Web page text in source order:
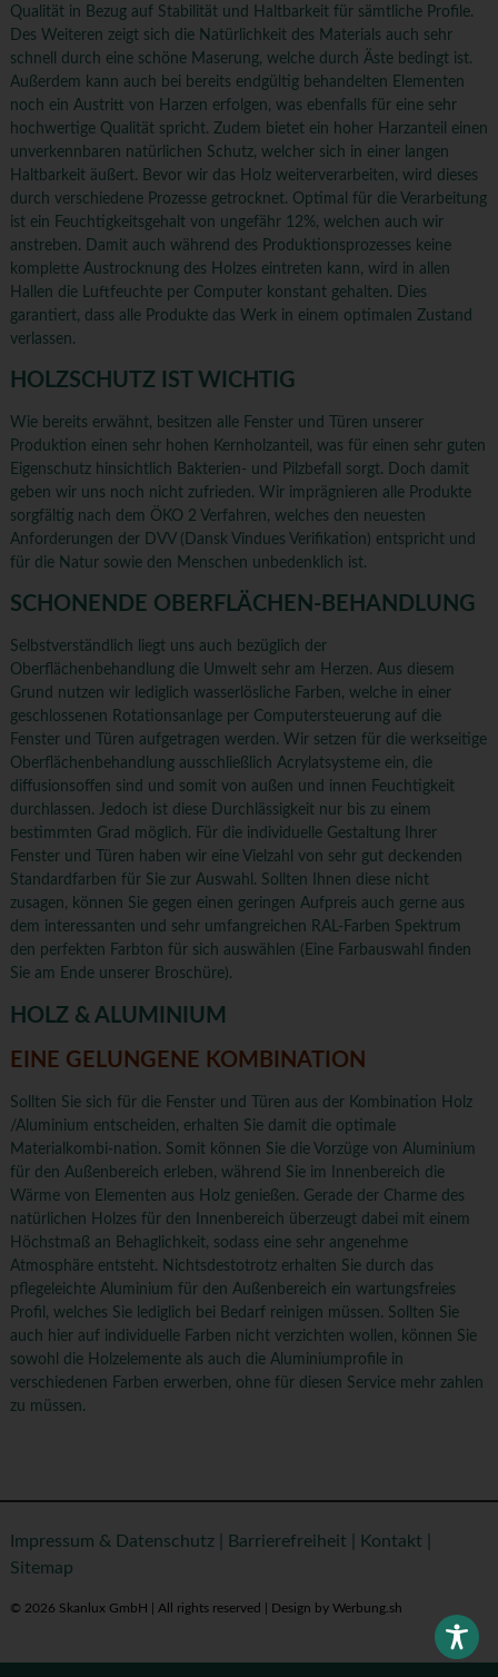
Qualität in Bezug auf Stabilität und Haltbarkeit für sämtliche Profile.
Des Weiteren zeigt sich die Natürlichkeit des Materials auch sehr
schnell durch eine schöne Maserung, welche durch Äste bedingt ist.
Außerdem kann auch bei bereits endgültig behandelten Elementen
noch ein Austritt von Harzen erfolgen, was ebenfalls für eine sehr
hochwertige Qualität spricht. Zudem bietet ein hoher Harzanteil einen
unverkennbaren natürlichen Schutz, welcher sich in einer langen
Haltbarkeit äußert. Bevor wir das Holz weiterverarbeiten, wird dieses
durch verschiedene Prozesse getrocknet. Optimal für die Verarbeitung
ist ein Feuchtigkeitsgehalt von ungefähr 12%, welchen auch wir
anstreben. Damit auch während des Produktionsprozesses keine
komplette Austrocknung des Holzes eintreten kann, wird in allen
Hallen die Luftfeuchte per Computer konstant gehalten. Dies
garantiert, dass alle Produkte das Werk in einem optimalen Zustand
verlassen.
HOLZSCHUTZ IST WICHTIG
Wie bereits erwähnt, besitzen alle Fenster und Türen unserer
Produktion einen sehr hohen Kernholzanteil, was für einen sehr guten
Eigenschutz hinsichtlich Bakterien- und Pilzbefall sorgt. Doch damit
geben wir uns noch nicht zufrieden. Wir imprägnieren alle Produkte
sorgfältig nach dem ÖKO 2 Verfahren, welches den neuesten
Anforderungen der DVV (Dansk Vindues Verifikation) entspricht und
für die Natur sowie den Menschen unbedenklich ist.
SCHONENDE OBERFLÄCHEN-BEHANDLUNG
Selbstverständlich liegt uns auch bezüglich der
Oberflächenbehandlung die Umwelt sehr am Herzen. Aus diesem
Grund nutzen wir lediglich wasserlösliche Farben, welche in einer
geschlossenen Rotationsanlage per Computersteuerung auf die
Fenster und Türen aufgetragen werden. Wir setzen für die werkseitige
Oberflächenbehandlung ausschließlich Acrylatsysteme ein, die
diffusionsoffen sind und somit von außen und innen Feuchtigkeit
durchlassen. Jedoch ist diese Durchlässigkeit nur bis zu einem
bestimmten Grad möglich. Für die individuelle Gestaltung Ihrer
Fenster und Türen haben wir eine Vielzahl von sehr gut deckenden
Standardfarben für Sie zur Auswahl. Sollten Ihnen diese nicht
zusagen, können Sie gegen einen geringen Aufpreis auch gerne aus
dem interessanten und sehr umfangreichen RAL-Farben Spektrum
den perfekten Farbton für sich auswählen (Eine Farbauswahl finden
Sie am Ende unserer Broschüre).
HOLZ & ALUMINIUM
EINE GELUNGENE KOMBINATION
Sollten Sie sich für die Fenster und Türen aus der Kombination Holz
/Aluminium entscheiden, erhalten Sie damit die optimale
Materialkombi-nation. Somit können Sie die Vorzüge von Aluminium
für den Außenbereich erleben, während Sie im Innenbereich die
Wärme von Elementen aus Holz genießen. Gerade der Charme des
natürlichen Holzes für den Innenbereich überzeugt dabei mit einem
Höchstmaß an Behaglichkeit, sodass eine sehr angenehme
Atmosphäre entsteht. Nichtsdestotrotz erhalten Sie durch das
pflegeleichte Aluminium für den Außenbereich ein wartungsfreies
Profil, welches Sie lediglich bei Bedarf reinigen müssen. Sollten Sie
auch hier auf individuelle Farben nicht verzichten wollen, können Sie
sowohl die Holzelemente als auch die Aluminiumprofile in
verschiedenen Farben erwerben, ohne für diesen Service mehr zahlen
zu müssen.
Impressum & Datenschutz| Barrierefreiheit Kontakt
Sitemap
© 2026 Skanlux GmbH | All rights reserved | Design by Werbung.sh